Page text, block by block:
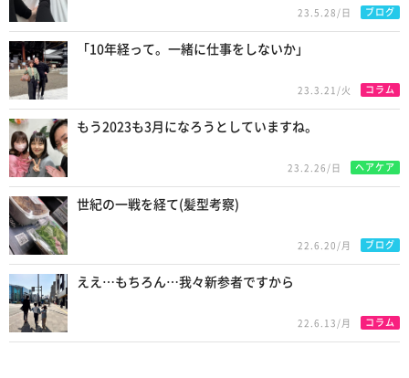
23.5.28/日 ブログ
「10年経って。一緒に仕事をしないか」
23.3.21/火 コラム
もう2023も3月になろうとしていますね。
23.2.26/日 ヘアケア
世紀の一戦を経て(髪型考察)
22.6.20/月 ブログ
ええ…もちろん…我々新参者ですから
22.6.13/月 コラム